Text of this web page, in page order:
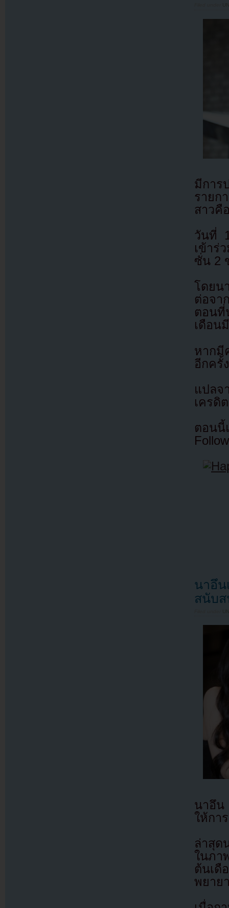
มีการ
รายก
สาวคื
วันที่
เข้าร่
ซั่น 2
โดยน
ต่อจา
ตอนที่
เดือน
หากมี
อีกครั้ง
แปล
เครดิ
ตอนนี้
นาอึน
สนับ
นาอึน
ให้กา
ล่าสุด
ในภา
ต้นเ
พยาย